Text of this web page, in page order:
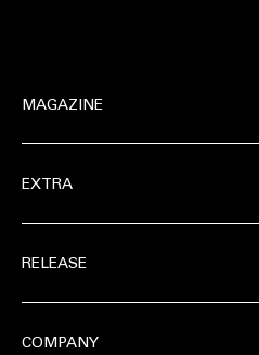
MAGAZINE
EXTRA
RELEASE
COMPANY